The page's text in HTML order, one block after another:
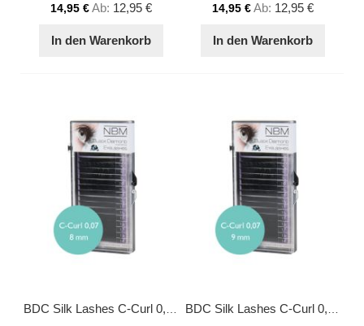
14,95 €Ab 12,95 €
In den Warenkorb
14,95 €Ab 12,95 €
In den Warenkorb